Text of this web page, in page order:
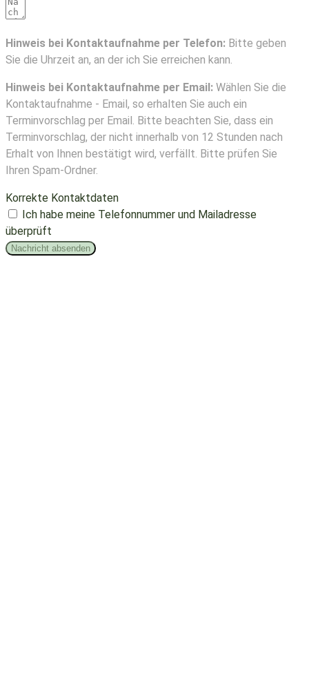
Hinweis bei Kontaktaufnahme per Telefon: Bitte geben
Sie die Uhrzeit an, an der ich Sie erreichen kann.
Hinweis bei Kontaktaufnahme per Email: Wählen Sie die
Kontaktaufnahme - Email, so erhalten Sie auch ein
Terminvorschlag per Email. Bitte beachten Sie, dass ein
Terminvorschlag, der nicht innerhalb von 12 Stunden nach
Erhalt von Ihnen bestätigt wird, verfällt. Bitte prüfen Sie
Ihren Spam-Ordner.
Korrekte Kontaktdaten
Ich habe meine Telefonnummer und Mailadresse
überprüft
Nachricht absenden